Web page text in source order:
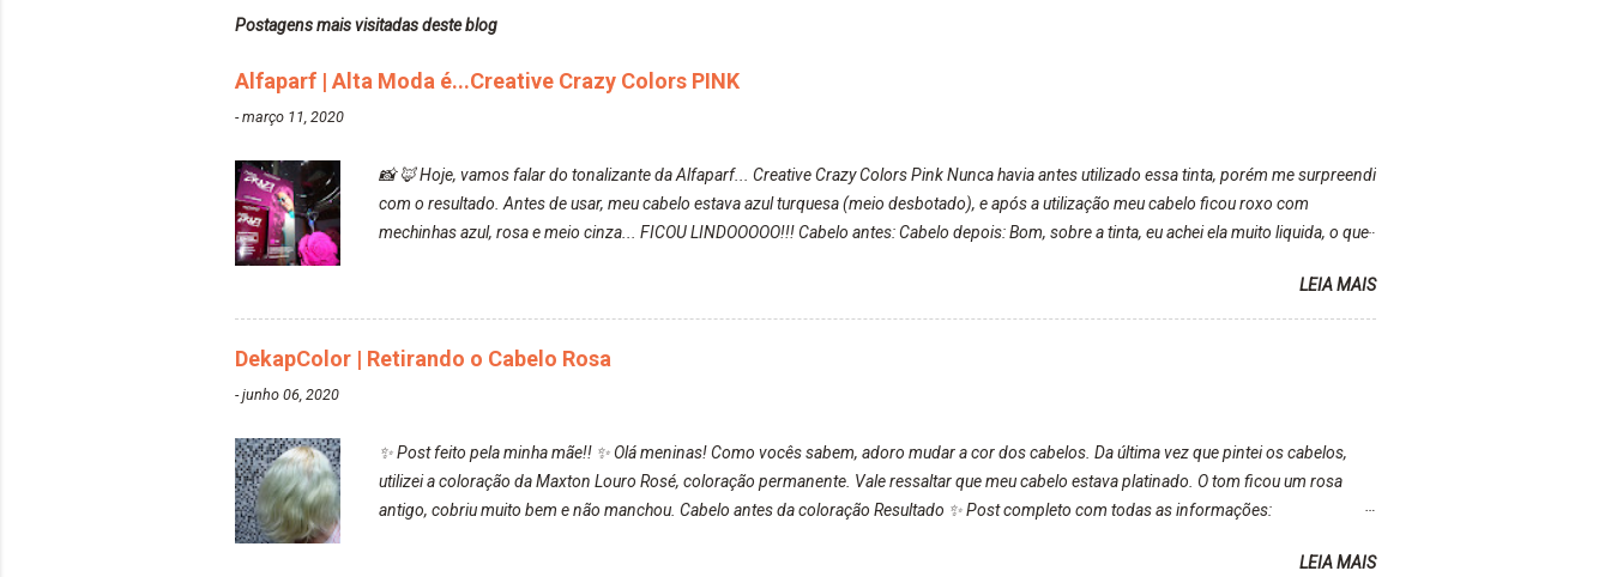
Postagens mais visitadas deste blog
Alfaparf | Alta Moda é...Creative Crazy Colors PINK
-março 11, 2020
📸 🦊 Hoje, vamos falar do tonalizante da Alfaparf... Creative Crazy Colors Pink Nunca havia antes utilizado essa tinta, porém me surpreendi
com o resultado. Antes de usar, meu cabelo estava azul turquesa (meio desbotado), e após a utilização meu cabelo ficou roxo com
mechinhas azul, rosa e meio cinza... FICOU LINDOOOOO!!! Cabelo antes: Cabelo depois: Bom, sobre a tinta, eu achei ela muito liquida, o que
ficou rosa, minha mão, meu corpo todo, porém, ela tem uma fixação muito boa (Deu para perceber kkk) Sem contar do cheirinho de uva
maravilhosooooo. Mesmo lavando, o cheirinho ficou no cabelo. Não tem muito do que falar sobre a tinta. Super recomendo!!! * Caixinha e
bisnaguinha com a tinta:
LEIA MAIS
DekapColor | Retirando o Cabelo Rosa
-junho 06, 2020
✨ Post feito pela minha mãe!! ✨ Olá meninas! Como vocês sabem, adoro mudar a cor dos cabelos. Da última vez que pintei os cabelos,
utilizei a coloração da Maxton Louro Rosé, coloração permanente. Vale ressaltar que meu cabelo estava platinado. O tom ficou um rosa
antigo, cobriu muito bem e não manchou. Cabelo antes da coloração Resultado ✨ Post completo com todas as informações:
teve um bom desbotamento da cor, ele ficou um rosa bem suave, amei mais ainda o resultado. Depois de três meses Resolvi pintarLEIA MAIS